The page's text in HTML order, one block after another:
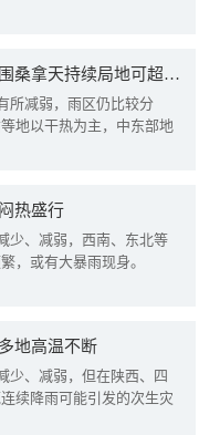
我国降雨强度进一步减弱 中东部大范围桑拿天持续局地可超38℃
所减弱，雨区仍比较分
地以干热为主，中东部地
热盛行
少、减弱，西南、东北等
，或有大暴雨现身。
地高温不断
少、减弱，但在陕西、四
续降雨可能引发的次生灾